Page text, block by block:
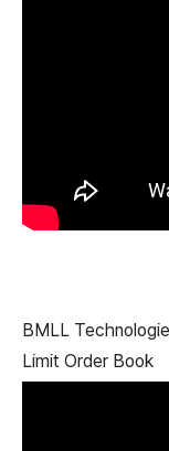
BMLL
Limit Order Book